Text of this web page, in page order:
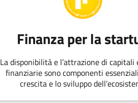
Finanza per la
La disponibilità e l’attrazione di capitali
finanziarie sono componenti
crescita e lo sviluppo